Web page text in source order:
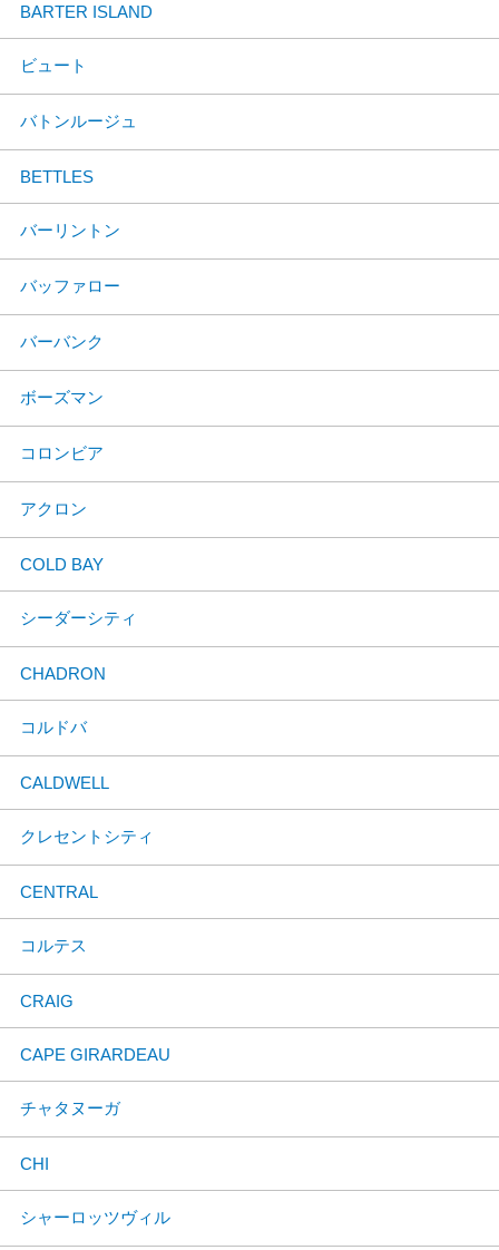
BARTER ISLAND
ビュート
バトンルージュ
BETTLES
バーリントン
バッファロー
バーバンク
ボーズマン
コロンビア
アクロン
COLD BAY
シーダーシティ
CHADRON
コルドバ
CALDWELL
クレセントシティ
CENTRAL
コルテス
CRAIG
CAPE GIRARDEAU
チャタヌーガ
CHI
シャーロッツヴィル